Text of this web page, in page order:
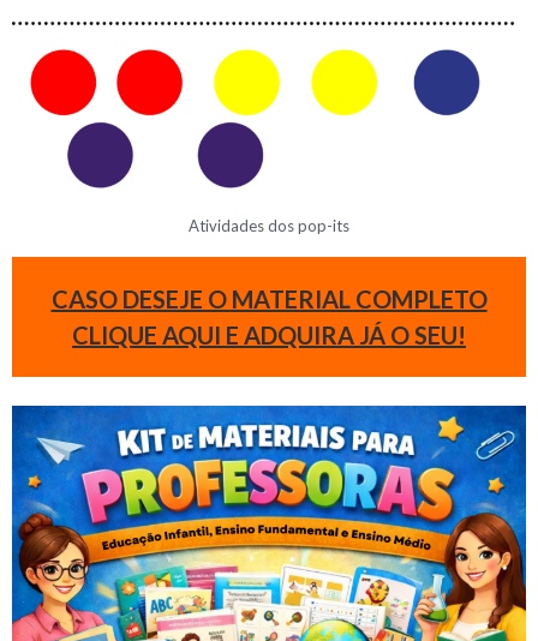
Atividades dos pop-its
CASO DESEJE O MATERIAL COMPLETO
CLIQUE AQUI E ADQUIRA JÁ O SEU!